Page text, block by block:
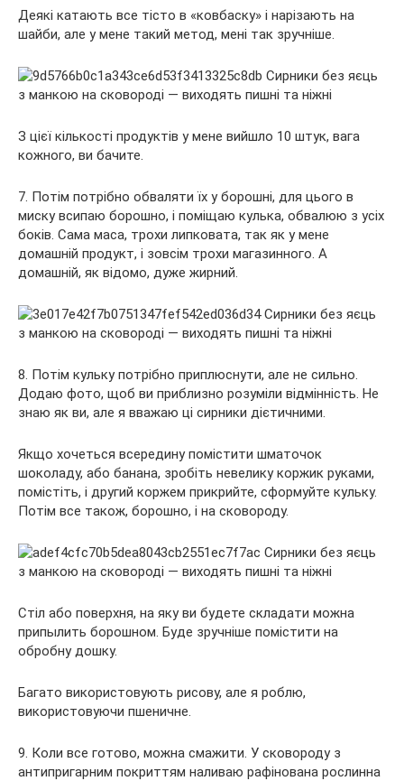
Деякі катають все тісто в «ковбаску» і нарізають на
шайби, але у мене такий метод, мені так зручніше.
З цієї кількості продуктів у мене вийшло 10 штук, вага
кожного, ви бачите.
7. Потім потрібно обваляти їх у борошні, для цього в
миску всипаю борошно, і поміщаю кулька, обвалюю з усіх
боків. Сама маса, трохи липковата, так як у мене
домашній продукт, і зовсім трохи магазинного. А
домашній, як відомо, дуже жирний.
8. Потім кульку потрібно приплюснути, але не сильно.
Додаю фото, щоб ви приблизно розуміли відмінність. Не
знаю як ви, але я вважаю ці сирники дієтичними.
Якщо хочеться всередину помістити шматочок
шоколаду, або банана, зробіть невелику коржик руками,
помістіть, і другий коржем прикрийте, сформуйте кульку.
Потім все також, борошно, і на сковороду.
Стіл або поверхня, на яку ви будете складати можна
припылить борошном. Буде зручніше помістити на
обробну дошку.
Багато використовують рисову, але я роблю,
використовуючи пшеничне.
9. Коли все готово, можна смажити. У сковороду з
антипригарним покриттям наливаю рафінована рослинна